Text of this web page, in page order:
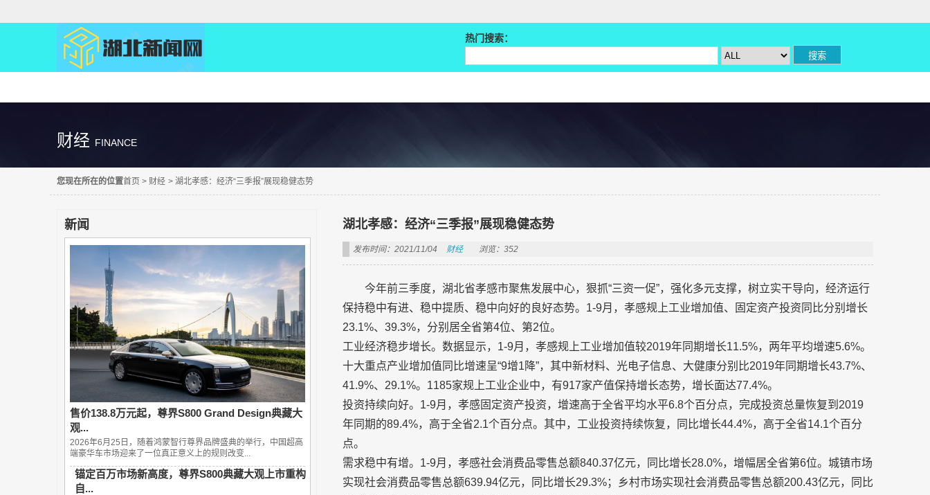
热门搜索：
财经 FINANCE
您现在所在的位置首页 > 财经 > 湖北孝感：经济“三季报”展现稳健态势
新闻
售价138.8万元起，尊界S800 Grand Design典藏大
观...
2026年6月25日，随着鸿蒙智行尊界品牌盛典的举行，中国超高
端豪华车市场迎来了一位真正意义上的规则改变...
锚定百万市场新高度，尊界S800典藏大观上市重构
自...
湖北孝感：经济“三季报”展现稳健态势
发布时间：2021/11/04 财经 浏览：352
今年前三季度，湖北省孝感市聚焦发展中心，狠抓“三资一促”，强化多元支撑，树立实干导向，经济运行
保持稳中有进、稳中提质、稳中向好的良好态势。1-9月，孝感规上工业增加值、固定资产投资同比分别增长
23.1%、39.3%，分别居全省第4位、第2位。
工业经济稳步增长。数据显示，1-9月，孝感规上工业增加值较2019年同期增长11.5%，两年平均增速5.6%。
十大重点产业增加值同比增速呈“9增1降”，其中新材料、光电子信息、大健康分别比2019年同期增长43.7%、
41.9%、29.1%。1185家规上工业企业中，有917家产值保持增长态势，增长面达77.4%。
投资持续向好。1-9月，孝感固定资产投资，增速高于全省平均水平6.8个百分点，完成投资总量恢复到2019
年同期的89.4%，高于全省2.1个百分点。其中，工业投资持续恢复，同比增长44.4%，高于全省14.1个百分
点。
需求稳中有增。1-9月，孝感社会消费品零售总额840.37亿元，同比增长28.0%，增幅居全省第6位。城镇市场
实现社会消费品零售总额639.94亿元，同比增长29.3%；乡村市场实现社会消费品零售总额200.43亿元，同比